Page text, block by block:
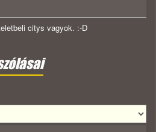
citys vagyok. :-D